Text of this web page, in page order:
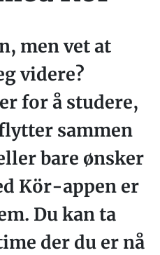
men vet at
videre?
for å studere,
sammen
bare ønsker
Kör-appen er
Du kan ta
der du er nå